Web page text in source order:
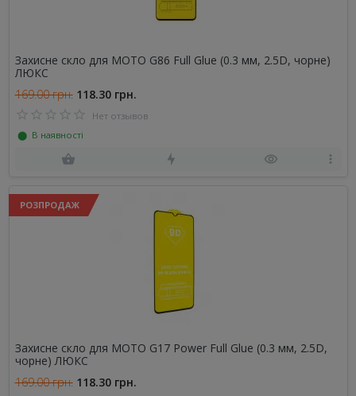
Захисне скло для MOTO G86 Full Glue (0.3 мм, 2.5D, чорне)
ЛЮКС
169.00 грн. 118.30 грн.
Нет отзывов
⬤ В наявності
РОЗПРОДАЖ
Захисне скло для MOTO G17 Power Full Glue (0.3 мм, 2.5D,
чорне) ЛЮКС
169.00 грн. 118.30 грн.